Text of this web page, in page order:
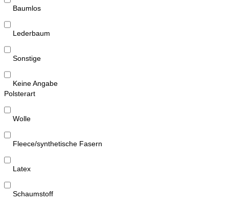
Baumlos
Lederbaum
Sonstige
Keine Angabe
Polsterart
Wolle
Fleece/synthetische Fasern
Latex
Schaumstoff